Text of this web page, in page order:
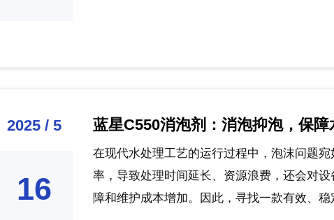
2025 / 5
16
蓝星C550消泡剂：消泡抑泡，保
在现代水处理工艺的运行过程中，泡沫问题
率，导致处理时间延长、资源浪费，还会对
障和维护成本增加。因此，寻找一款有效、